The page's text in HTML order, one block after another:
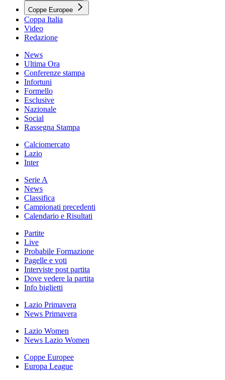
Coppe Europee
Coppa Italia
Video
Redazione
News
Ultima Ora
Conferenze stampa
Infortuni
Formello
Esclusive
Nazionale
Social
Rassegna Stampa
Calciomercato
Lazio
Inter
Serie A
News
Classifica
Campionati precedenti
Calendario e Risultati
Partite
Live
Probabile Formazione
Pagelle e voti
Interviste post partita
Dove vedere la partita
Info biglietti
Lazio Primavera
News Primavera
Lazio Women
News Lazio Women
Coppe Europee
Europa League